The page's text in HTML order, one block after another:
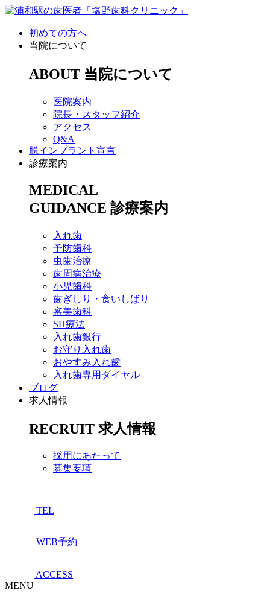
初めての方へ
当院について
ABOUT 当院について
医院案内
院長・スタッフ紹介
アクセス
Q&A
脱インプラント宣言
診療案内
MEDICAL
GUIDANCE 診療案内
入れ歯
予防歯科
虫歯治療
歯周病治療
小児歯科
歯ぎしり・食いしばり
審美歯科
SH療法
入れ歯銀行
お守り入れ歯
おやすみ入れ歯
入れ歯専用ダイヤル
ブログ
求人情報
RECRUIT 求人情報
採用にあたって
募集要項
TEL
WEB予約
ACCESS
MENU